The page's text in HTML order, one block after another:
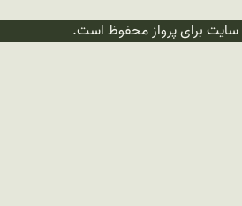
برای پرواز محفوظ است.